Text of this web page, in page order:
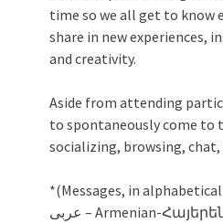
time so we all get to know
share in new experiences,
and creativity.
Aside from attending
to spontaneously come to
socializing, browsing,
*(Messages, in
عربى – Armenian-Հայերեն – Bengali বাংলা —